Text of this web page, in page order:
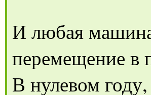
И любая
перемещение в
В нулевом